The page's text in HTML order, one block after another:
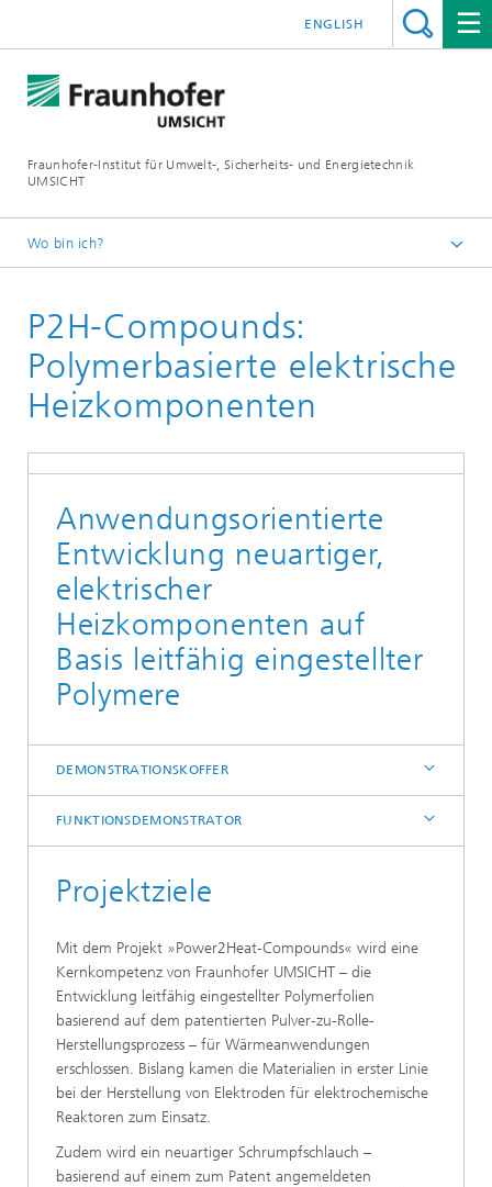
Fraunhofer-Institut für Umwelt-, Sicherheits- und Energietechnik
UMSICHT
ENGLISH
Wo bin ich?
Projekte
P2H-Compounds:
Polymerbasierte elektrische
Heizkomponenten
Anwendungsorientierte
Entwicklung neuartiger,
elektrischer
Heizkomponenten auf
Basis leitfähig eingestellter
Polymere
DEMONSTRATIONSKOFFER
FUNKTIONSDEMONSTRATOR
Projektziele
Mit dem Projekt »Power2Heat-Compounds« wird eine
Kernkompetenz von Fraunhofer UMSICHT – die
Entwicklung leitfähig eingestellter Polymerfolien
basierend auf dem patentierten Pulver-zu-Rolle-
Herstellungsprozess – für Wärmeanwendungen
erschlossen. Bislang kamen die Materialien in erster Linie
bei der Herstellung von Elektroden für elektrochemische
Reaktoren zum Einsatz.
Zudem wird ein neuartiger Schrumpfschlauch –
basierend auf einem zum Patent angemeldeten